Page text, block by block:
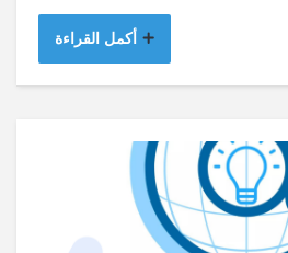
أكمل القراءة